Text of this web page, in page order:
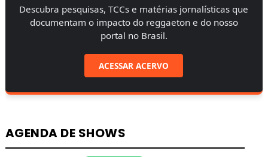
Descubra pesquisas, TCCs e matérias jornalísticas que
documentam o impacto do reggaeton e do nosso
portal no Brasil.
ACESSAR ACERVO
AGENDA DE SHOWS